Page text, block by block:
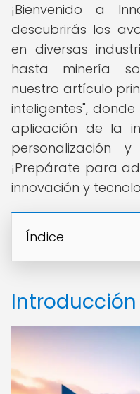
¡Bienvenido a
descubrirás los
en diversas
hasta minería
nuestro artículo
inteligentes",
aplicación de la
personalización
¡Prepárate para
innovación y
Índice
Introducción